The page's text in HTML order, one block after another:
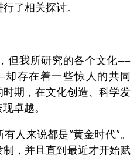
了相关探讨。
但我所研究的各个文化——
存在着一些惊人的共同
期，在文化创造、科学发
卓越。
人来说都是“黄金时代”。
，并且直到最近才开始赋